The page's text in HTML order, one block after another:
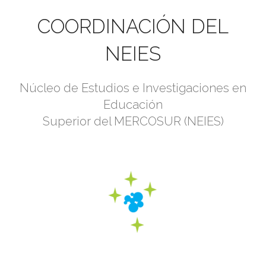
COORDINACIÓN DEL
NEIES
Núcleo de Estudios e Investigaciones en
Educación
Superior del MERCOSUR (NEIES)